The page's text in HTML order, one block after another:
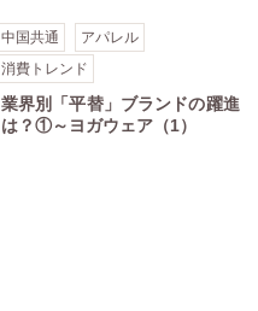
中国共通
アパレル
消費トレンド
業界別「平替」ブランドの躍進
は？①～ヨガウェア（1）